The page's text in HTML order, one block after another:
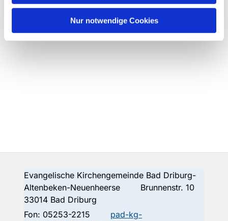
Nur notwendige Cookies
Evangelische Kirchengemeinde Bad Driburg-
Altenbeken-Neuenheerse Brunnenstr. 10
33014 Bad Driburg
Fon: 05253-2215
pad-kg-